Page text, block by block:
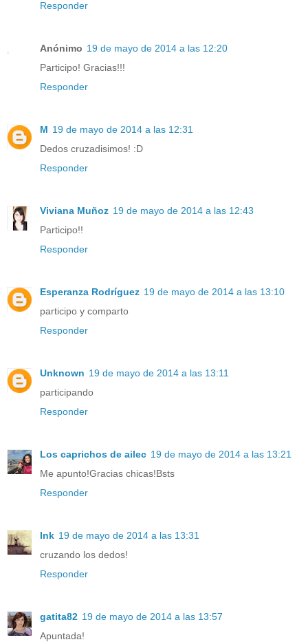
Responder
Anónimo 19 de mayo de 2014 a las 12:20
Participo! Gracias!!!
Responder
M 19 de mayo de 2014 a las 12:31
Dedos cruzadisimos! :D
Responder
Viviana Muñoz 19 de mayo de 2014 a las 12:43
Participo!!
Responder
Esperanza Rodríguez 19 de mayo de 2014 a las 13:10
participo y comparto
Responder
Unknown 19 de mayo de 2014 a las 13:11
participando
Responder
Los caprichos de ailec 19 de mayo de 2014 a las 13:21
Me apunto!Gracias chicas!Bsts
Responder
Ink 19 de mayo de 2014 a las 13:31
cruzando los dedos!
Responder
gatita82 19 de mayo de 2014 a las 13:57
Apuntada!